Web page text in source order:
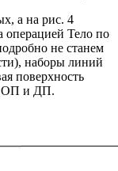
а на рис. 4
операцией Тело по
не станем
наборы линий
поверхность
ОП и ДП.